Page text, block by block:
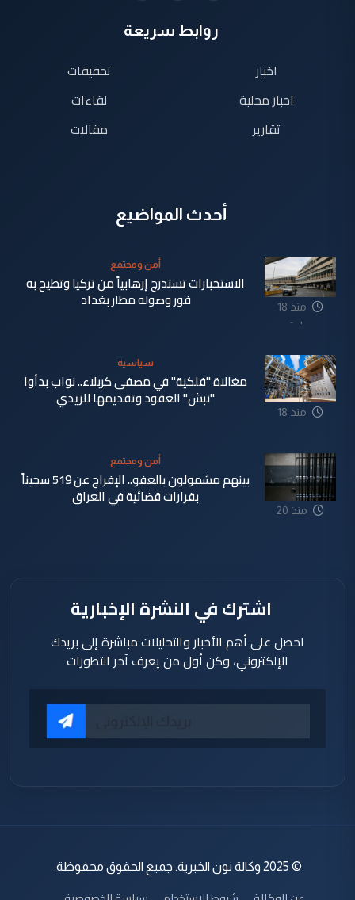
روابط سريعة
اخبار
اخبار محلية
تقارير
تحقيقات
لقاءات
مقالات
أحدث المواضيع
منذ 18
ساعة
أمن ومجتمع
الاستخبارات تستدرج إرهابياً من تركيا وتطيح به
فور وصوله مطار بغداد
منذ 18
سياسية
مغالاة "فلكية" في مصفى كربلاء.. نواب بدأوا
"نبش" العقود وتقديمها للزيدي
منذ 20
أمن ومجتمع
بينهم مشمولون بالعفو.. الإفراج عن 519 سجيناً
بقرارات قضائية في العراق
اشترك في النشرة الإخبارية
احصل على أهم الأخبار والتحليلات مباشرة إلى بريدك
الإلكتروني، وكن أول من يعرف آخر التطورات
© 2025 وكالة نون الخبرية. جميع الحقوق محفوظة.